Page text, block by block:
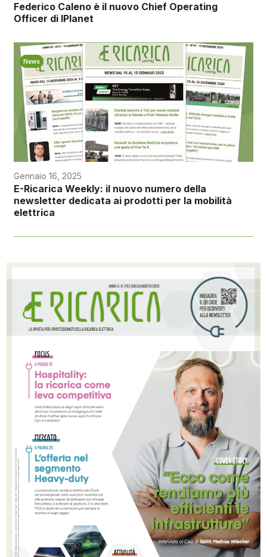
Federico Caleno è il nuovo Chief Operating
Officer di IPlanet
News
Gennaio 16, 2025
E-Ricarica Weekly: il nuovo numero della
newsletter dedicata ai prodotti per la mobilità
elettrica